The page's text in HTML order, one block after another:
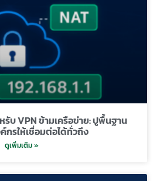
รับ VPN ข้ามเครือข่าย: ปูพื้นฐาน
กรให้เชื่อมต่อได้ทั่วถึง
ดูเพิ่มเติม »